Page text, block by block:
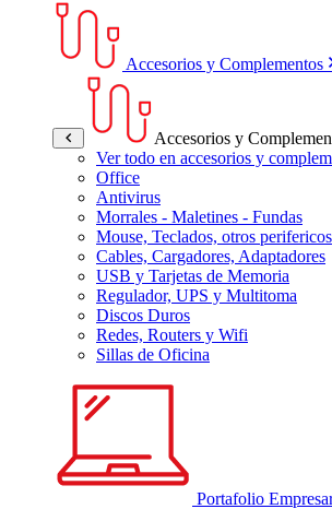
Accesorios y Complementos
Accesorios y
Ver todo en accesorios y
Office
Antivirus
Morrales - Maletines - Fundas
Mouse, Teclados, otros perifericos
Cables, Cargadores, Adaptadores
USB y Tarjetas de Memoria
Regulador, UPS y Multitoma
Discos Duros
Redes, Routers y Wifi
Sillas de Oficina
Portafolio